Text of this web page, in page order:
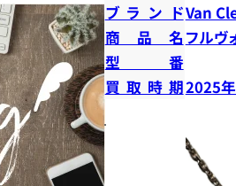
ブランドVan
商品名 フルヴ
型番
買取時期2025